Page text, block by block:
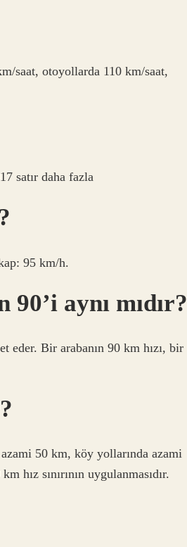
saat, otoyollarda 110 km/saat,
satır daha fazla
95 km/h.
aynı mıdır?
eder. Bir arabanın 90 km hızı, bir
50 km, köy yollarında azami
sınırının uygulanmasıdır.